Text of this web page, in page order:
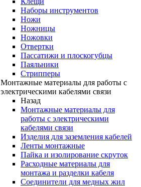
Наборы инструментов
Ножи
Ножницы
Ножовки
Отвертки
Пассатижи и плоскогубцы
Паяльники
Стрипперы
Монтажные материалы для работы с
электрическими кабелями связи
Назад
Монтажные материалы для
работы с электрическими
кабелями связи
Изделия для заземления кабелей
Ленты монтажные
Пайка и изолирование скруток
Расходные материалы для
монтажа и разделки кабеля
Соединители для медных жил